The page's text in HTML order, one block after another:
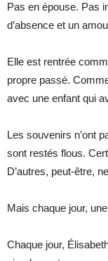
Pas en épouse. Pas
d’absence et un
Elle est rentrée
propre passé.
avec une enfant qui
Les souvenirs n’ont
sont restés flous.
D’autres, peut-être,
Mais chaque jour,
Chaque jour,